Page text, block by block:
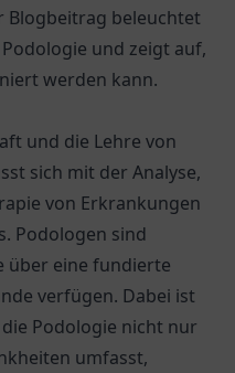
Blogbeitrag beleuchtet
und zeigt auf,
werden kann.
und die Lehre von
sich mit der Analyse,
von Erkrankungen
Podologen sind
über eine fundierte
verfügen. Dabei ist
Podologie nicht nur
umfasst,